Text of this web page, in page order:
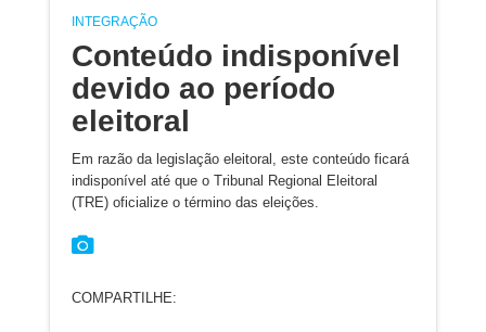
INTEGRAÇÃO
Conteúdo indisponível
devido ao período
eleitoral
Em razão da legislação eleitoral, este conteúdo ficará
indisponível até que o Tribunal Regional Eleitoral
(TRE) oficialize o término das eleições.
COMPARTILHE: